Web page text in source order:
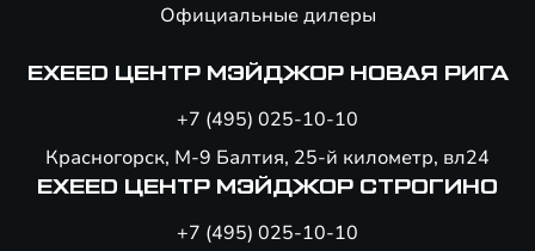
Официальные дилеры
EXEED ЦЕНТР МЭЙДЖОР НОВАЯ РИГА
+7 (495) 025-10-10
Красногорск, М-9 Балтия, 25-й километр, вл24
EXEED ЦЕНТР МЭЙДЖОР СТРОГИНО
+7 (495) 025-10-10